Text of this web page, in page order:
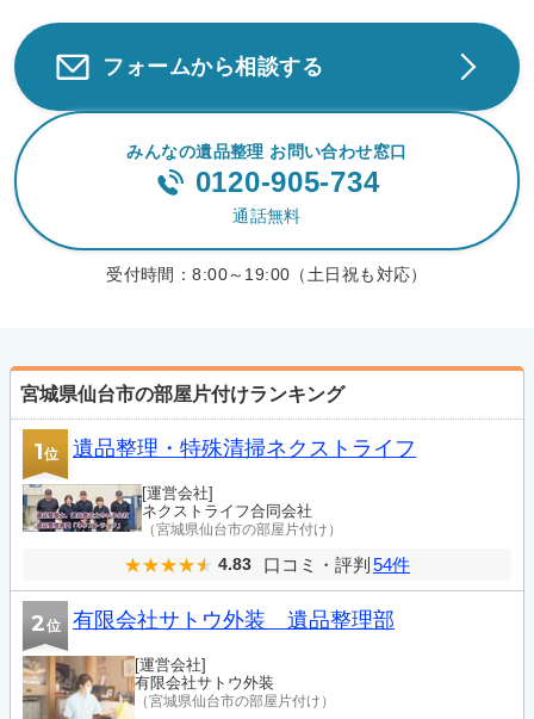
フォームから相談する
みんなの遺品整理 お問い合わせ窓口
0120-905-734
通話無料
受付時間：8:00～19:00（土日祝も対応）
宮城県仙台市の部屋片付けランキング
1位 遺品整理・特殊清掃ネクストライフ
[運営会社]
ネクストライフ合同会社
（宮城県仙台市の部屋片付け）
4.83 口コミ・評判 54件
2位 有限会社サトウ外装 遺品整理部
[運営会社]
有限会社サトウ外装
（宮城県仙台市の部屋片付け）